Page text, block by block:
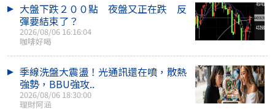
大盤下跌２００點 夜盤又正在跌 反
彈要結束了？
2026/08/06 16:16:04
咖啡好喝
季線洗盤大震盪！光通訊還在噴，散熱
強勢，BBU強攻..
2026/08/06 18:30:00
理財阿涵